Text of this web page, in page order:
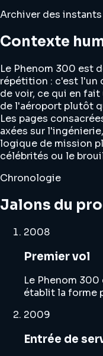
Archiver des instants
Contexte
Le Phenom 300 est
répétition : c'est l'un
de voir, ce qui en
de l'aéroport plutôt
Les pages
axées sur
logique de mission
célébrités ou le
Chronologie
Jalons du
2008
Premier vol
Le Phenom
établit la forme
2009
Entrée de